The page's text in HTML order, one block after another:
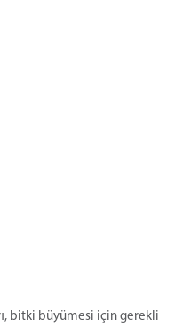
bitki büyümesi için gerekli